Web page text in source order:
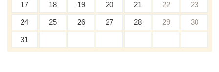
17 18 19 20 21 22 23
24 25 26 27 28 29 30
31